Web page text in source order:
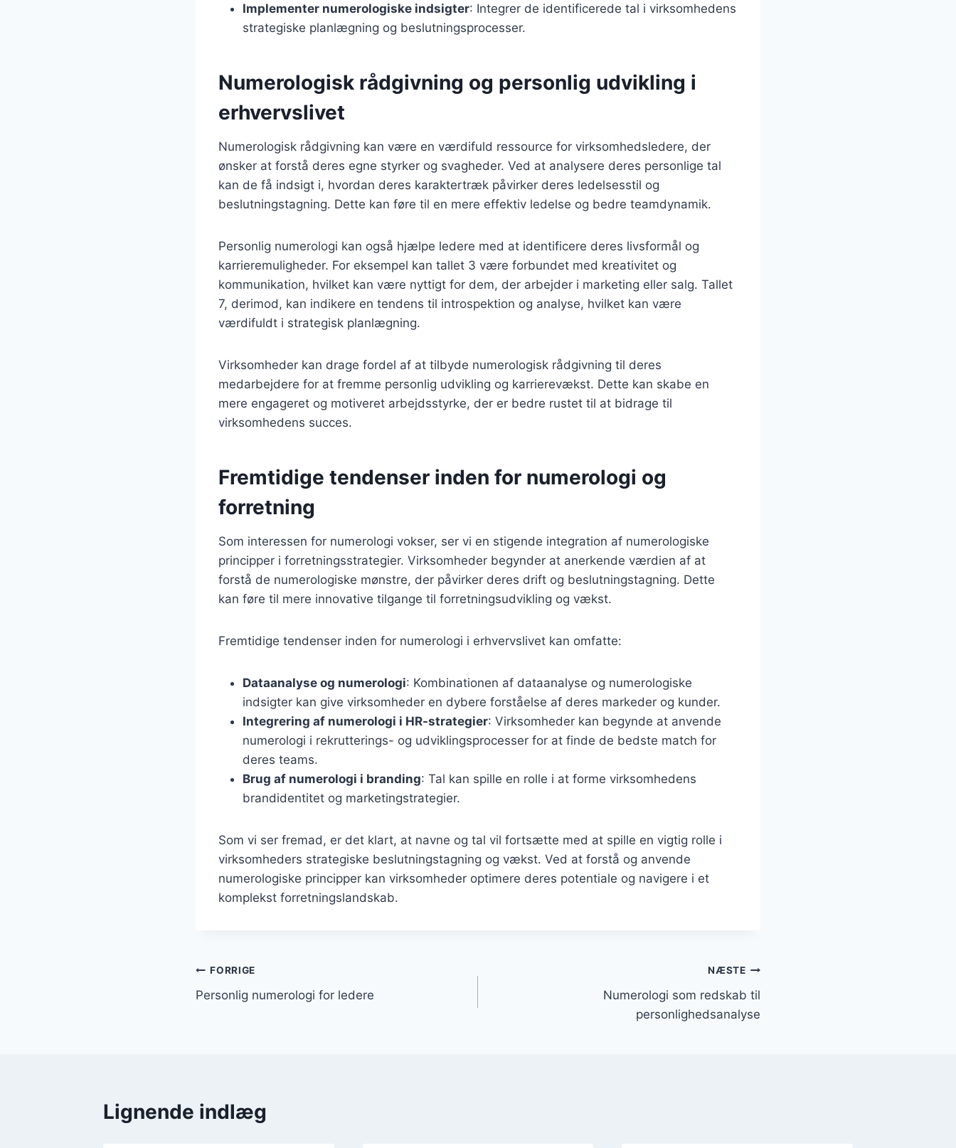
Implementer numerologiske indsigter: Integrer de identificerede tal i virksomhedens
strategiske planlægning og beslutningsprocesser.
Numerologisk rådgivning og personlig udvikling i
erhvervslivet
Numerologisk rådgivning kan være en værdifuld ressource for virksomhedsledere, der
ønsker at forstå deres egne styrker og svagheder. Ved at analysere deres personlige tal
kan de få indsigt i, hvordan deres karaktertræk påvirker deres ledelsesstil og
beslutningstagning. Dette kan føre til en mere effektiv ledelse og bedre teamdynamik.
Personlig numerologi kan også hjælpe ledere med at identificere deres livsformål og
karrieremuligheder. For eksempel kan tallet 3 være forbundet med kreativitet og
kommunikation, hvilket kan være nyttigt for dem, der arbejder i marketing eller salg. Tallet
7, derimod, kan indikere en tendens til introspektion og analyse, hvilket kan være
værdifuldt i strategisk planlægning.
Virksomheder kan drage fordel af at tilbyde numerologisk rådgivning til deres
medarbejdere for at fremme personlig udvikling og karrierevækst. Dette kan skabe en
mere engageret og motiveret arbejdsstyrke, der er bedre rustet til at bidrage til
virksomhedens succes.
Fremtidige tendenser inden for numerologi og
forretning
Som interessen for numerologi vokser, ser vi en stigende integration af numerologiske
principper i forretningsstrategier. Virksomheder begynder at anerkende værdien af at
forstå de numerologiske mønstre, der påvirker deres drift og beslutningstagning. Dette
kan føre til mere innovative tilgange til forretningsudvikling og vækst.
Fremtidige tendenser inden for numerologi i erhvervslivet kan omfatte:
Dataanalyse og numerologi: Kombinationen af dataanalyse og numerologiske
indsigter kan give virksomheder en dybere forståelse af deres markeder og kunder.
Integrering af numerologi i HR-strategier: Virksomheder kan begynde at anvende
numerologi i rekrutterings- og udviklingsprocesser for at finde de bedste match for
deres teams.
Brug af numerologi i branding: Tal kan spille en rolle i at forme virksomhedens
brandidentitet og marketingstrategier.
Som vi ser fremad, er det klart, at navne og tal vil fortsætte med at spille en vigtig rolle i
virksomheders strategiske beslutningstagning og vækst. Ved at forstå og anvende
numerologiske principper kan virksomheder optimere deres potentiale og navigere i et
komplekst forretningslandskab.
Indlægsnavigation
FORRIGE
Personlig numerologi for ledere
NÆSTE
Numerologi som redskab til
personlighedsanalyse
Lignende indlæg